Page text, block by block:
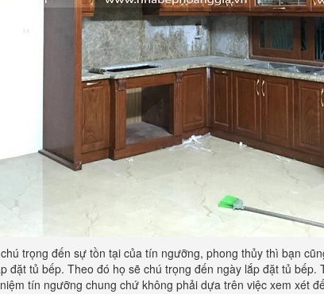
trọng đến sự tồn tại của tín ngưỡng, phong thủy thì bạn
đặt tủ bếp. Theo đó họ sẽ chú trọng đến ngày lắp đặt tủ bếp.
tín ngưỡng chung chứ không phải dựa trên việc xem xét